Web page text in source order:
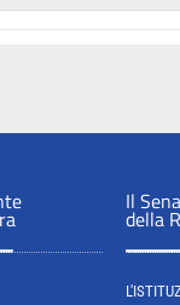
Il
della